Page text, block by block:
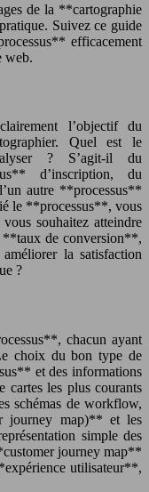
de la **cartographie
Suivez ce guide
efficacement
web.
l’objectif du
Quel est le
? S’agit-il du
d’inscription, du
autre **processus**
le **processus**, vous
souhaitez atteindre
**taux de conversion**,
la satisfaction
?
chacun ayant
choix du bon type de
et des informations
cartes les plus courants
schémas de workflow,
journey map)** et les
simple des
journey map**
utilisateur**,